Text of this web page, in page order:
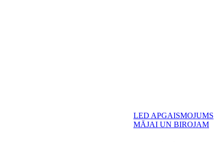
LED APGAISMOJUMS
MĀJAI UN BIROJAM